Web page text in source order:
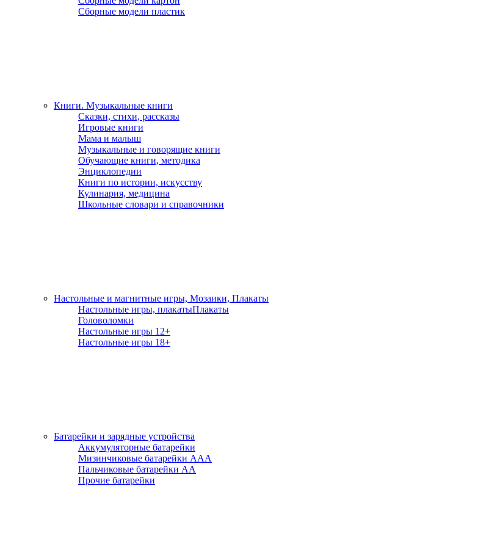
Сборные модели пластик
Книги. Музыкальные книги
Сказки, стихи, рассказы
Игровые книги
Мама и малыш
Музыкальные и говорящие книги
Обучающие книги, методика
Энциклопедии
Книги по истории, искусству
Кулинария, медицина
Школьные словари и справочники
Настольные и магнитные игры, Мозаики, Плакаты
Настольные игры, плакатыПлакаты
Головоломки
Настольные игры 12+
Настольные игры 18+
Батарейки и зарядные устройства
Аккумуляторные батарейки
Мизинчиковые батарейки ААА
Пальчиковые батарейки АА
Прочие батарейки